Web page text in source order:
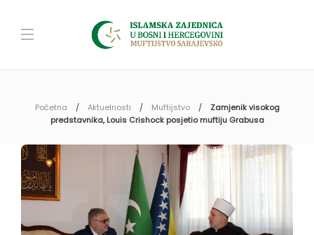
Početna Aktuelnosti Muftijstvo
Zamjenik visokog
predstavnika, Louis Crishock posjetio muftiju Grabusa